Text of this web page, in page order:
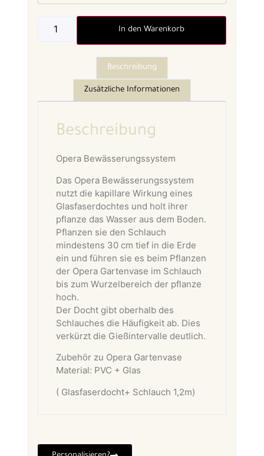
In den Warenkorb
Beschreibung
Zusätzliche Informationen
Beschreibung
Opera Bewässerungssystem
Das Opera Bewässerungssystem
nutzt die kapillare Wirkung eines
Glasfaserdochtes und holt ihrer
pflanze das Wasser aus dem Boden.
Pflanzen sie den Schlauch
mindestens 30 cm tief in die Erde
ein und führen sie es beim Pflanzen
der Opera Gartenvase im Schlauch
bis zum Wurzelbereich der pflanze
hoch.
Der Docht gibt oberhalb des
Schlauches die Häufigkeit ab. Dies
verkürzt die Gießintervalle deutlich.
Zubehör zu Opera Gartenvase
Material: PVC + Glas
( Glasfaserdocht+ Schlauch 1,2m)